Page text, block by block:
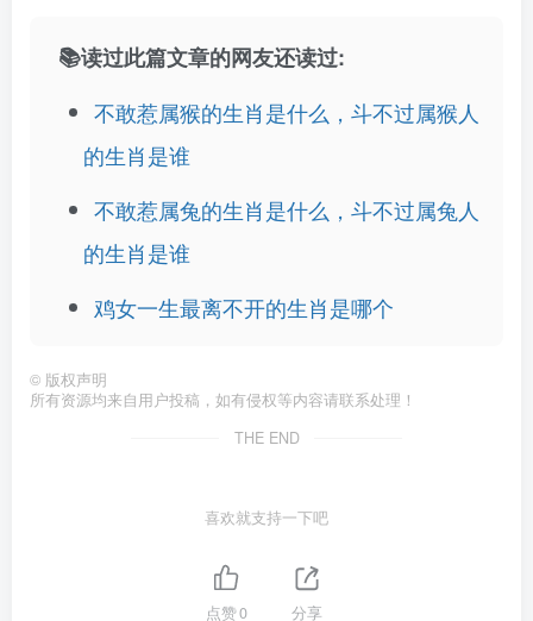
📚读过此篇文章的网友还读过:
不敢惹属猴的生肖是什么，斗不过属猴人
的生肖是谁
不敢惹属兔的生肖是什么，斗不过属兔人
的生肖是谁
鸡女一生最离不开的生肖是哪个
© 版权声明
所有资源均来自用户投稿，如有侵权等内容请联系处理！
THE END
喜欢就支持一下吧
点赞0 分享